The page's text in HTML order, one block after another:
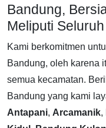
Bandung,
Meliputi
Kami berkomitmen
Bandung, oleh karena
semua kecamatan.
Bandung yang kami
Antapani, Arcamanik,